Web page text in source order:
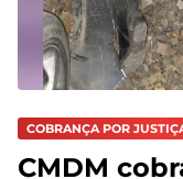
COBRANÇA POR
CMDM